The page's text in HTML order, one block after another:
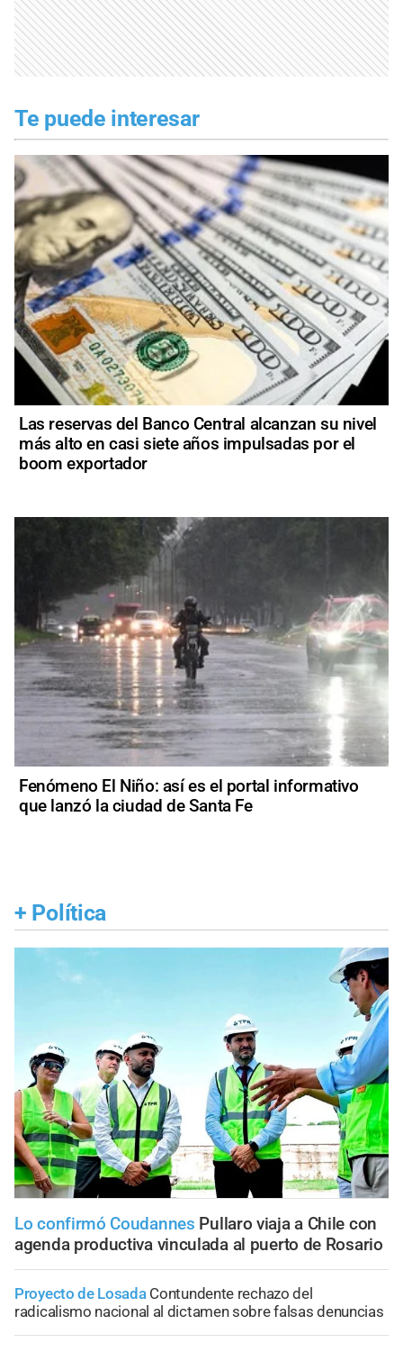
Te puede interesar
Las reservas del Banco Central alcanzan su nivel
más alto en casi siete años impulsadas por el
boom exportador
Fenómeno El Niño: así es el portal informativo
que lanzó la ciudad de Santa Fe
+ Política
Lo confirmó Coudannes Pullaro viaja a Chile con
agenda productiva vinculada al puerto de Rosario
Proyecto de Losada Contundente rechazo del
radicalismo nacional al dictamen sobre falsas denuncias